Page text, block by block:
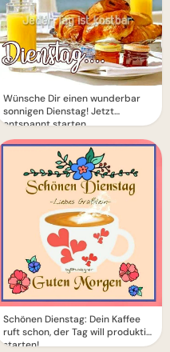
Wünsche Dir einen wunderbar
sonnigen Dienstag! Jetzt
entspannt starten
Schönen Dienstag: Dein Kaffee
ruft schon, der Tag will produktiv
starten!